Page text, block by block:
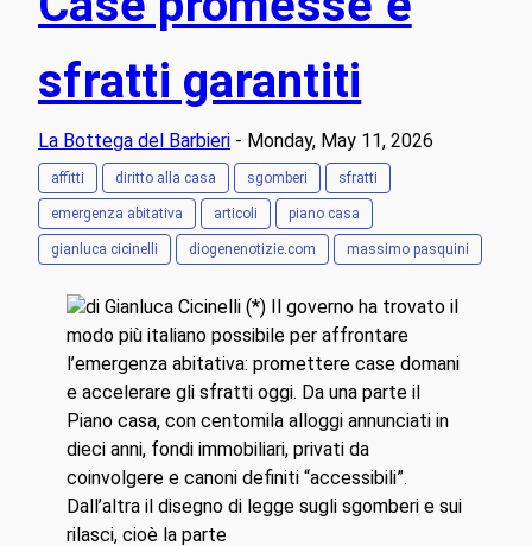
sfratti garantiti
La Bottega del Barbieri - Monday, May 11, 2026
affitti diritto alla casa sgomberi sfratti
emergenza abitativa articoli piano casa
gianluca cicinelli diogenenotizie.com massimo pasquini
di Gianluca Cicinelli (*) Il governo ha trovato il
modo più italiano possibile per affrontare
l’emergenza abitativa: promettere case domani
e accelerare gli sfratti oggi. Da una parte il
Piano casa, con centomila alloggi annunciati in
dieci anni, fondi immobiliari, privati da
coinvolgere e canoni definiti “accessibili”.
Dall’altra il disegno di legge sugli sgomberi e sui
rilasci, cioè la parte